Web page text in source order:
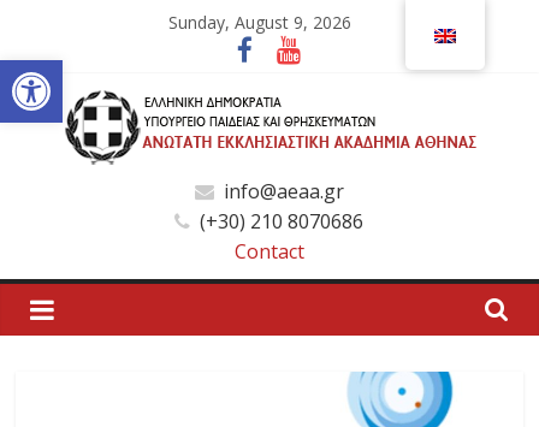
Open toolbar
content
Sunday, August 9, 2026
Ανώτατη
Εκκλησιαστική
Ακαδημία
info@aeaa.gr
(+30) 210 8070686
Contact